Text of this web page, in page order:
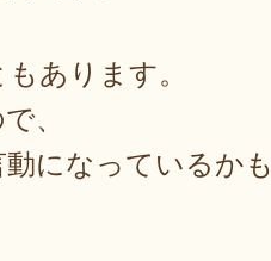
あります。
、
になっているか